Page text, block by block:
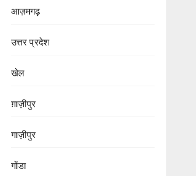
आज़मगढ़
उत्तर प्रदेश
खेल
ग़ाज़ीपुर
गाज़ीपुर
गोंडा